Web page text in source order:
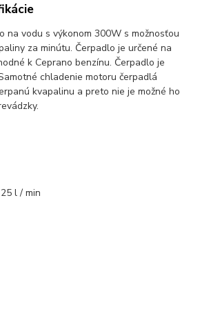
na vodu s výkonom 300W s možnosťou
za minútu. Čerpadlo je určené na
k Ceprano benzínu. Čerpadlo je
chladenie motoru čerpadlá
kvapalinu a preto nie je možné ho
l / min